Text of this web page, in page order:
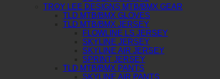
TROY LEE DESIGNS MTB/BMX GEAR
TLD MTB/BMX GLOVES
TLD MTB/BMX JERSEY
FLOWLINE LS JERSEY
SKYLINE JERSEY
SKYLINE AIR JERSEY
SPRINT JERSEY
TLD MTB/BMX PANTS
SKYLINE AIR PANTS